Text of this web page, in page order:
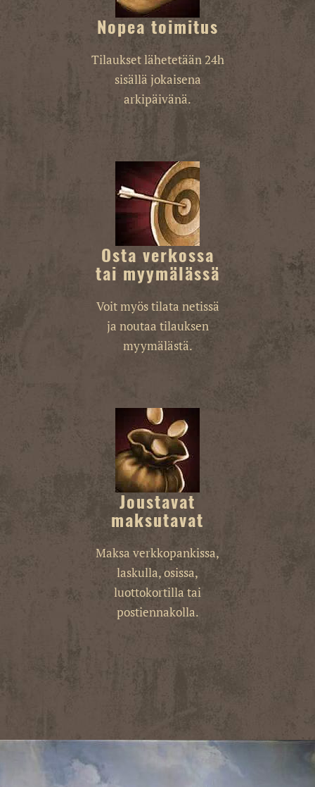
Nopea toimitus
Tilaukset lähetetään 24h
sisällä jokaisena
arkipäivänä.
Osta verkossa
tai myymälässä
Voit myös tilata netissä
ja noutaa tilauksen
myymälästä.
Joustavat
maksutavat
Maksa verkkopankissa,
laskulla, osissa,
luottokortilla tai
postiennakolla.